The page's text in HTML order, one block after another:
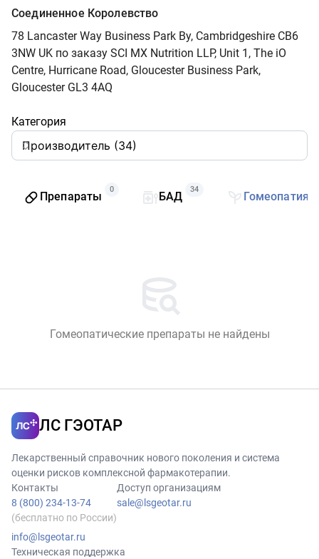
Соединенное Королевство
78 Lancaster Way Business Park By, Cambridgeshire CB6
3NW UK по заказу SCI MX Nutrition LLP, Unit 1, The iO
Centre, Hurricane Road, Gloucester Business Park,
Gloucester GL3 4AQ
Категория
Препараты
0
БАД
34
Гомеопатия
Гомеопатические препараты не найдены
ЛС ГЭОТАР
Лекарственный справочник нового поколения и система
оценки рисков комплексной фармакотерапии.
Контакты
8 (800) 234-13-74
(бесплатно по России)
info@lsgeotar.ru
Доступ организациям
sale@lsgeotar.ru
Техническая поддержка